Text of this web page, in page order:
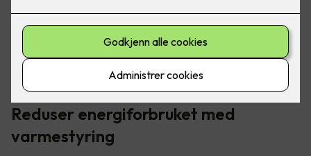
Smart varmestyring gir deg full kontroll på
energiforbruket ditt i hele boligen. Dette kan du enkelt
styre fra et veggpanel.
Reduser energiforbruket med
varmestyring